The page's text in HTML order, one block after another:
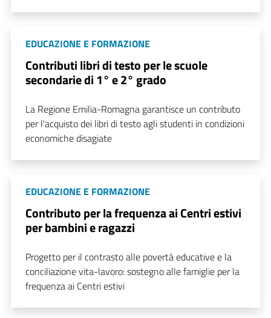
EDUCAZIONE E FORMAZIONE
Contributi libri di testo per le scuole
secondarie di 1° e 2° grado
La Regione Emilia-Romagna garantisce un contributo
per l'acquisto dei libri di testo agli studenti in condizioni
economiche disagiate
EDUCAZIONE E FORMAZIONE
Contributo per la frequenza ai Centri estivi
per bambini e ragazzi
Progetto per il contrasto alle povertà educative e la
conciliazione vita-lavoro: sostegno alle famiglie per la
frequenza ai Centri estivi